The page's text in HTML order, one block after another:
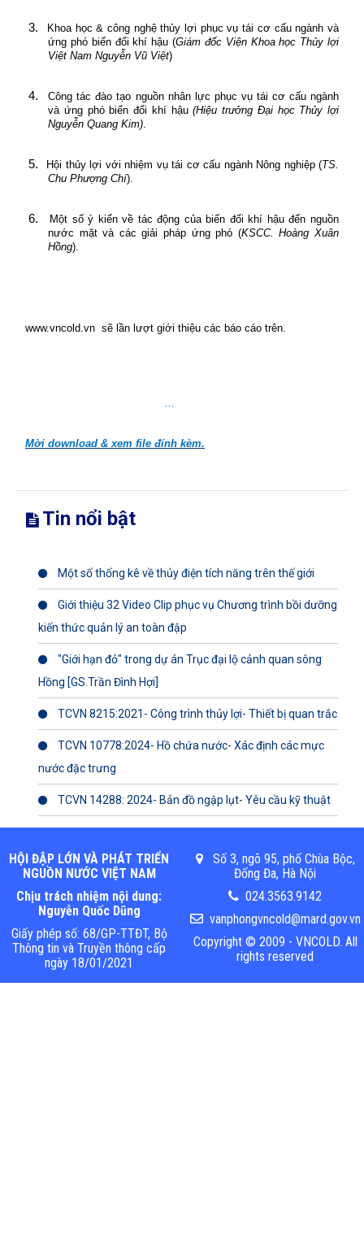
3.
Khoa học & công nghệ thủy lợi phục vụ tái cơ cấu ngành và
ứng phó biến đổi khí hậu (Giám đốc Viện Khoa học Thủy lợi
Việt Nam Nguyễn Vũ Việt)
4.
Công tác đào tạo nguồn nhân lực phục vụ tái cơ cấu ngành
và ứng phó biến đổi khí hậu(Hiệu trưởng Đại học Thủy lợi
Nguyễn Quang Kim)
5. Hội thủy lợi với nhiệm vụ tái cơ cấu ngành Nông nghiệp (TS.
Chu Phượng Chí).
6.
Một số ý kiến về tác động của biến đổi khí hậu đến nguồn
nước mặt và các giải pháp ứng phó (KSCC.Hoàng Xuân
Hồng)
www.vncold.vn sẽ lần lượt giới thiệu các báo cáo trên.
Mời download & xem file đính kèm.
Tin nổi bật
Một số thống kê về thủy điện tích năng trên thế giới
Giới thiệu 32 Video Clip phục vụ Chương trình bồi dưỡng
kiến thức quản lý an toàn đập
"Giới hạn đỏ" trong dự án Trục đại lộ cảnh quan sông
Hồng [GS.Trần Đình Hợi]
TCVN 8215:2021- Công trình thủy lợi- Thiết bị quan trắc
TCVN 10778:2024- Hồ chứa nước- Xác định các mực
nước đặc trưng
TCVN 14288: 2024- Bản đồ ngập lụt- Yêu cầu kỹ thuật
HỘI ĐẬP LỚN VÀ PHÁT TRIỂN
NGUỒN NƯỚC VIỆT NAM
Chịu trách nhiệm nội dung:
Nguyễn Quốc Dũng
Giấy phép số: 68/GP-TTĐT, Bộ
Thông tin và Truyền thông cấp
ngày 18/01/2021
Số 3, ngõ 95, phố Chùa Bộc,
Đống Đa, Hà Nội
024.3563.9142
vanphongvncold@mard.gov.vn
Copyright © 2009 - VNCOLD. All
rights reserved